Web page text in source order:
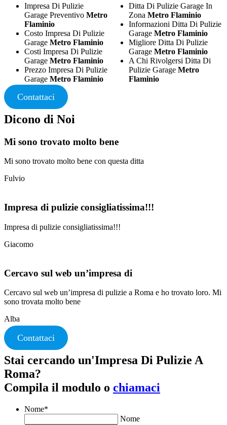
Impresa Di Pulizie
Garage Preventivo Metro
Flaminio
Costo Impresa Di Pulizie
Garage Metro Flaminio
Costi Impresa Di Pulizie
Garage Metro Flaminio
Prezzo Impresa Di Pulizie
Garage Metro Flaminio
Ditta Di Pulizie Garage In
Zona Metro Flaminio
Informazioni Ditta Di Pulizie
Garage Metro Flaminio
Migliore Ditta Di Pulizie
Garage Metro Flaminio
A Chi Rivolgersi Ditta Di
Pulizie Garage Metro
Flaminio
Contattaci
Dicono di Noi
Mi sono trovato molto bene
Mi sono trovato molto bene con questa ditta
Fulvio
Impresa di pulizie consigliatissima!!!
Impresa di pulizie consigliatissima!!!
Giacomo
Cercavo sul web un’impresa di
Cercavo sul web un’impresa di pulizie a Roma e ho trovato loro. Mi
sono trovata molto bene
Alba
Contattaci
Stai cercando un'Impresa Di Pulizie A
Roma?
Compila il modulo o chiamaci
Nome*
Nome